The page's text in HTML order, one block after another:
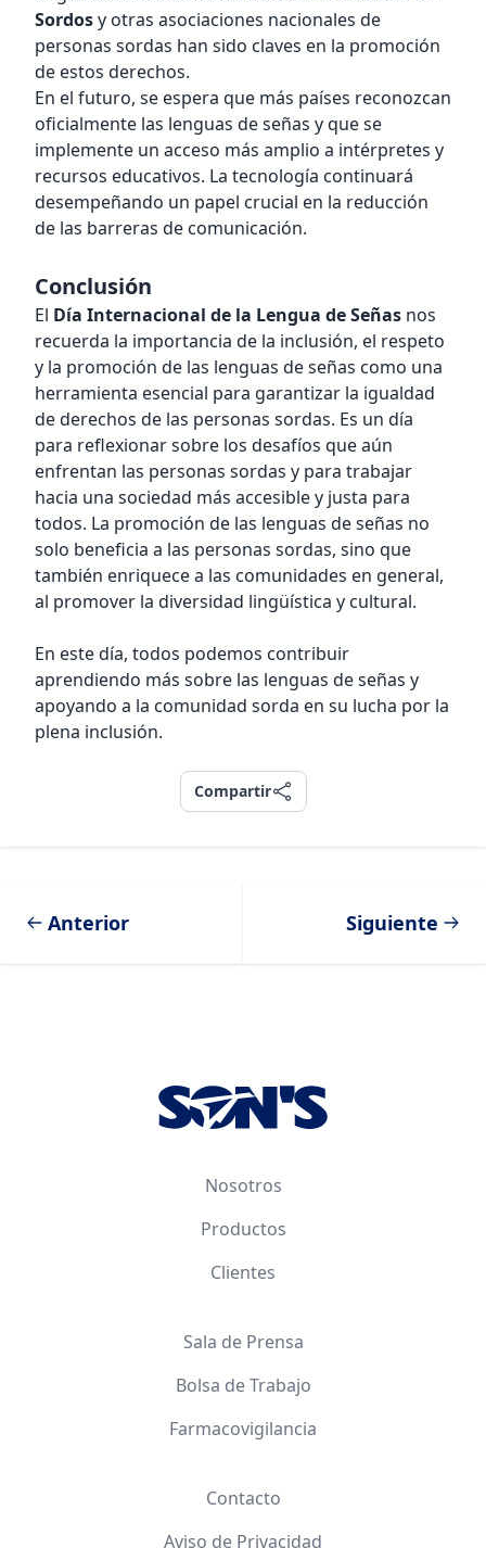
Sordosy otras asociaciones nacionales de
personas sordas han sido claves en la promoción
de estos derechos.
En el futuro, se espera que más países reconozcan
oficialmente las lenguas de señas y que se
implemente un acceso más amplio a intérpretes y
recursos educativos. La tecnología continuará
desempeñando un papel crucial en la reducción
de las barreras de comunicación.
Conclusión
El Día Internacional de la Lengua de Señas nos
recuerda la importancia de la inclusión, el respeto
y la promoción de las lenguas de señas como una
herramienta esencial para garantizar la igualdad
de derechos de las personas sordas. Es un día
para reflexionar sobre los desafíos que aún
enfrentan las personas sordas y para trabajar
hacia una sociedad más accesible y justa para
todos. La promoción de las lenguas de señas no
solo beneficia a las personas sordas, sino que
también enriquece a las comunidades en general,
al promover la diversidad lingüística y cultural.
En este día, todos podemos contribuir
aprendiendo más sobre las lenguas de señas y
apoyando a la comunidad sorda en su lucha por la
plena inclusión.
Compartir
Compartir
Anterior Siguiente
Nosotros
Productos
Clientes
Sala de Prensa
Bolsa de Trabajo
Farmacovigilancia
Contacto
Aviso de Privacidad